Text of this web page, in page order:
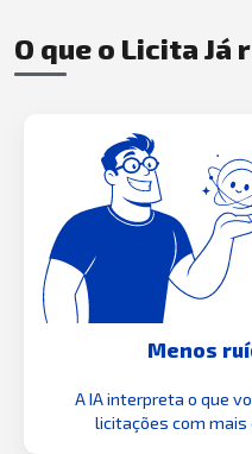
O que o Licita Já
Menos
A IA interpreta o que
licitações com mais